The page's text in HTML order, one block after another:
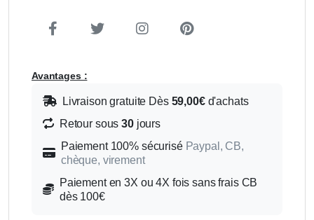
Avantages :
Livraison gratuite Dès 59,00€d'achats
Retour sous30jours
Paiement 100% sécurisé Paypal, CB,
chèque, virement
Paiement en 3X ou 4X fois sans frais CB
dès 100€